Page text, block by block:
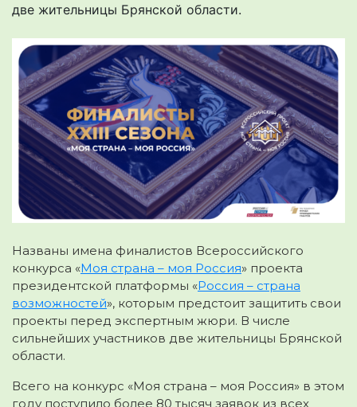
две жительницы Брянской области.
Названы имена финалистов Всероссийского
конкурса «Моя страна – моя Россия» проекта
президентской платформы «Россия – страна
возможностей», которым предстоит защитить свои
проекты перед экспертным жюри. В числе
сильнейших участников две жительницы Брянской
области.
Всего на конкурс «Моя страна – моя Россия» в этом
году поступило более 80 тысяч заявок из всех